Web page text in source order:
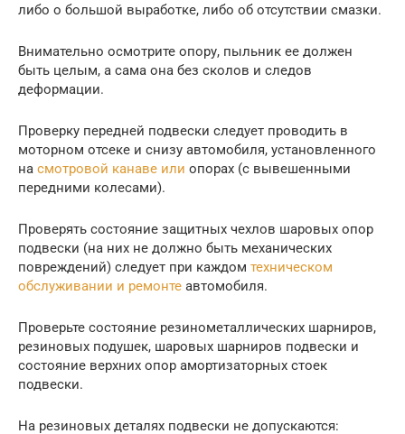
либо о большой выработке, либо об отсутствии смазки.
Внимательно осмотрите опору, пыльник ее должен
быть целым, а сама она без сколов и следов
деформации.
Проверку передней подвески следует проводить в
моторном отсеке и снизу автомобиля, установленного
на смотровой канаве или опорах (с вывешенными
передними колесами).
Проверять состояние защитных чехлов шаровых опор
подвески (на них не должно быть механических
повреждений) следует при каждом техническом
обслуживании и ремонте автомобиля.
Проверьте состояние резинометаллических шарниров,
резиновых подушек, шаровых шарниров подвески и
состояние верхних опор амортизаторных стоек
подвески.
На резиновых деталях подвески не допускаются: